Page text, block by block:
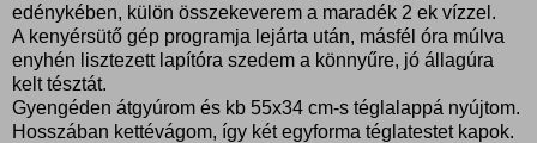
edénykében, külön összekeverem a maradék 2 ek vízzel.
A kenyérsütő gép programja lejárta után, másfél óra múlva
enyhén lisztezett lapítóra szedem a könnyűre, jó állagúra
kelt tésztát.
Gyengéden átgyúrom és kb 55x34 cm-s téglalappá nyújtom.
Hosszában kettévágom, így két egyforma téglatestet kapok.